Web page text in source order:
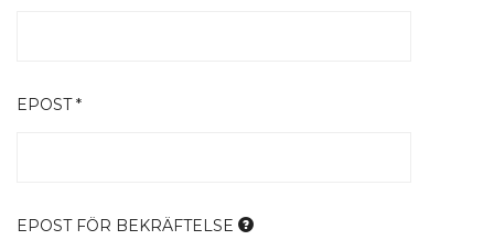
EPOST *
EPOST FÖR BEKRÄFTELSE